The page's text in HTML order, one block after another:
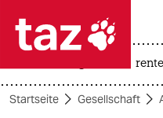
 taz
taz zahl
rente
Startseite Gesellschaft